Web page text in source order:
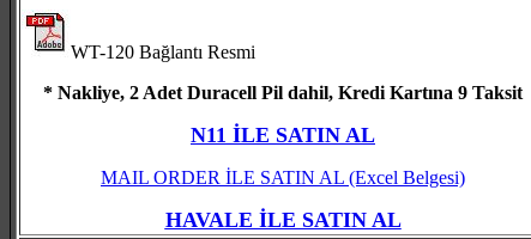
WT-120 Bağlantı Resmi
* Nakliye, 2 Adet Duracell Pil dahil, Kredi Kartına 9 Taksit
N11 İLE SATIN AL
MAIL ORDER İLE SATIN AL (Excel Belgesi)
HAVALE İLE SATIN AL